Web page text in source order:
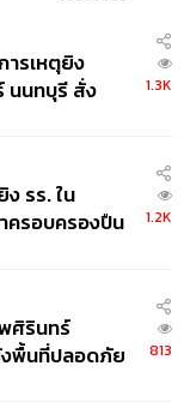
รเหตุยิง
นนทบุรี สั่ง
1.3K
รร. ใน
ครอบครองปืน
1.2K
ศิรินทร์
พื้นที่ปลอดภัย
813